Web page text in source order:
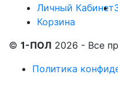
Личный Кабинет
Корзина
© 1-ПОЛ 2026 - Все
Политика